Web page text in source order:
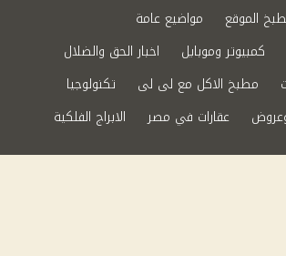
الموقع
مواضيع عامة
كمبيوتر وموبايل
اخبار الحق والضلال
مطبخ الاكل مع لى لى
تكنولوجيا
عقارات في مصر
الابراج الفلكية